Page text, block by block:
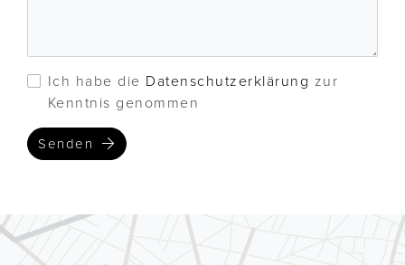
Ich habe die Datenschutzerklärung zur
Kenntnis genommen
Senden